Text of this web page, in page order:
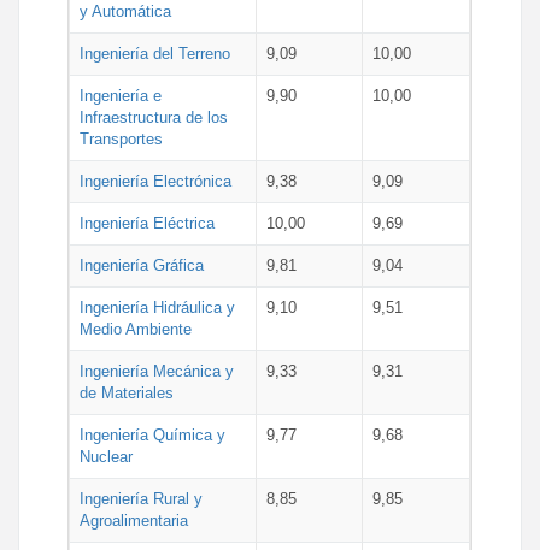
y Automática
Ingeniería del Terreno 9,09 10,00
Ingeniería e
Infraestructura de los
Transportes
9,90 10,00
Ingeniería Electrónica 9,38 9,09
Ingeniería Eléctrica 10,00 9,69
Ingeniería Gráfica 9,81 9,04
Ingeniería Hidráulica y
Medio Ambiente
9,10 9,51
Ingeniería Mecánica y
de Materiales
9,33 9,31
Ingeniería Química y
Nuclear
9,77 9,68
Ingeniería Rural y
Agroalimentaria
8,85 9,85